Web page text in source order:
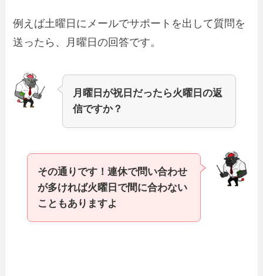
例えば土曜日にメールでサポートを出して質問を
送ったら、月曜日の回答です。
月曜日が祝日だったら火曜日の返
信ですか？
その通りです！連休で問い合わせ
が多ければ火曜日で間に合わない
こともありますよ